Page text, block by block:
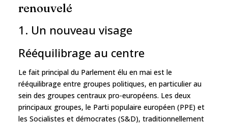
renouvelé
1. Un nouveau visage
Rééquilibrage au centre
Le fait principal du Parlement élu en mai est le
rééquilibrage entre groupes politiques, en particulier au
sein des groupes centraux pro-européens. Les deux
principaux groupes, le Parti populaire européen (PPE) et
les Socialistes et démocrates (S&D), traditionnellement